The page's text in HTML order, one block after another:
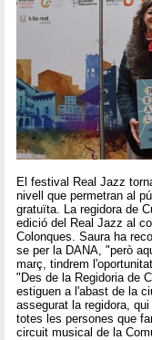
El festival Real Jazz
nivell que permetran al
gratuïta. La regidora de
edició del Real Jazz al
Colonques. Saura ha
se per la DANA, "però
març, tindrem
"Des de la Regidoria de
estiguen a l'abast de la
assegurat la regidora,
totes les persones que
circuit musical de la